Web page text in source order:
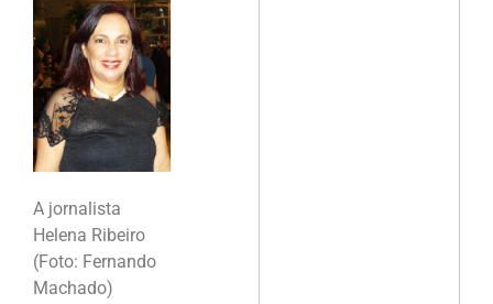
A jornalista
Helena Ribeiro
(Foto: Fernando
Machado)